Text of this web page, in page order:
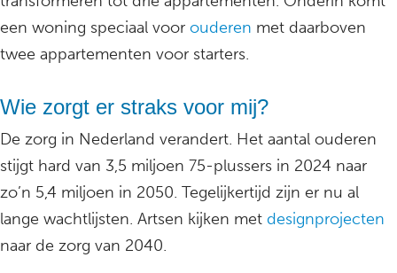
een woning speciaal voor ouderen met daarboven
twee appartementen voor starters.
Wie zorgt er straks voor mij?
De zorg in Nederland verandert. Het aantal ouderen
stijgt hard van 3,5 miljoen 75-plussers in 2024 naar
zo’n 5,4 miljoen in 2050. Tegelijkertijd zijn er nu al
lange wachtlijsten. Artsen kijken met designprojecten
naar de zorg van 2040.